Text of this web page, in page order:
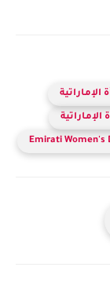
الإماراتية
الإماراتية
Emirati Women's